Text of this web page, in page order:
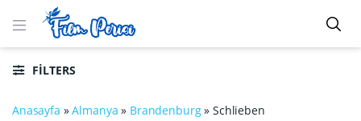
FILTERS
Anasayfa »Almanya » Brandenburg»Schlieben